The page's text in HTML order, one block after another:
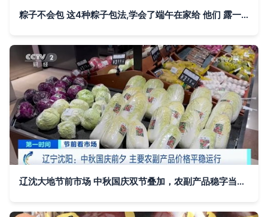
粽子不会包 这4种粽子包法,学会了端午在家给 他们 露一手
辽沈大地节前市场 中秋国庆双节叠加，农副产品稳字当头运行记